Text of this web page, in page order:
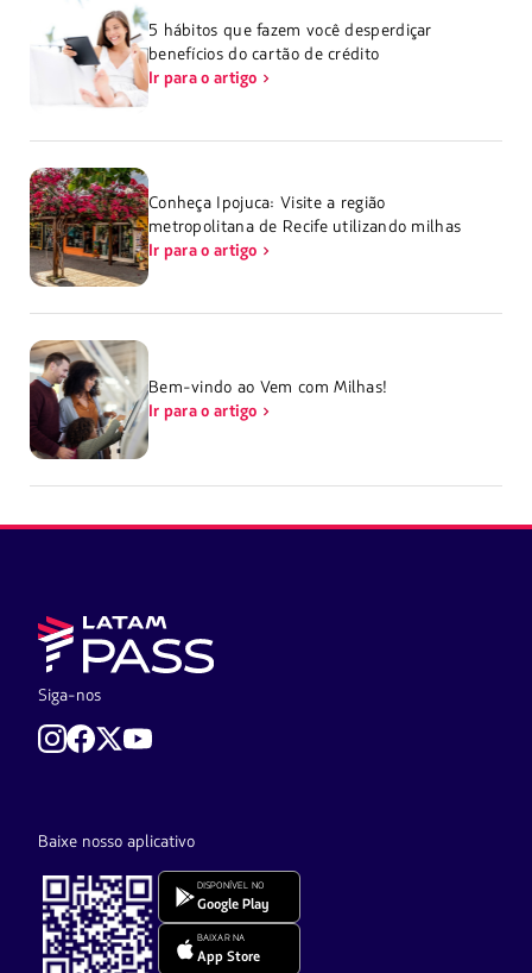
5 hábitos que fazem você desperdiçar
benefícios do cartão de crédito
Ir para o artigo
Conheça Ipojuca: Visite a região
metropolitana de Recife utilizando milhas
Ir para o artigo
Bem-vindo ao Vem com Milhas!
Ir para o artigo
Siga-nos
Baixe nosso aplicativo
DISPONÍVEL NO
Google Play
BAIXAR NA
App Store